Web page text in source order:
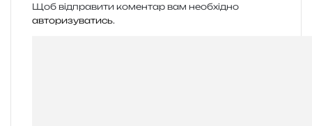
Щоб відправити коментар вам необхідно
авторизуватись.